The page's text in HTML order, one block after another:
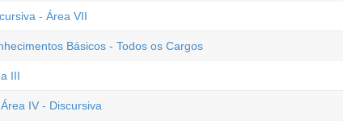
- Área VII
Básicos - Todos os Cargos
III
IV - Discursiva